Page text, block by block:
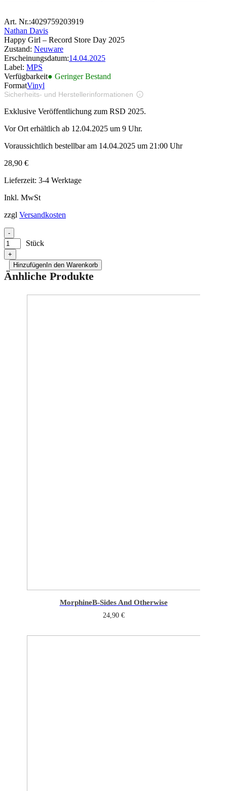
Art. Nr.:4029759203919
Nathan Davis
Happy Girl – Record Store Day 2025
Zustand: Neuware
Erscheinungsdatum:14.04.2025
Label: MPS
Verfügbarkeit● Geringer Bestand
FormatVinyl
Sicherheits- und Herstellerinformationen
Exklusive Veröffentlichung zum RSD 2025.
Vor Ort erhältlich ab 12.04.2025 um 9 Uhr.
Voraussichtlich bestellbar am 14.04.2025 um 21:00 Uhr
28,90 €
Lieferzeit: 3-4 Werktage
Inkl. MwSt
zzgl Versandkosten
-
Stück
+
HinzufügenIn den Warenkorb
Änhliche Produkte
MorphineB-Sides And Otherwise
24,90 €